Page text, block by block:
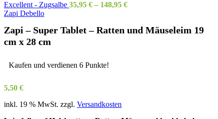
Excellent - Zugsalbe 35,95 € – 148,95 €
Zapi Debello
Zapi – Super Tablet – Ratten und Mäuseleim 19
cm x 28 cm
Kaufen und verdienen 6 Punkte!
5,50 €
inkl. 19 % MwSt. zzgl. Versandkosten